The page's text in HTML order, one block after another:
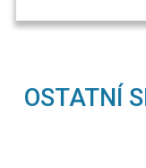
OSTATNÍ